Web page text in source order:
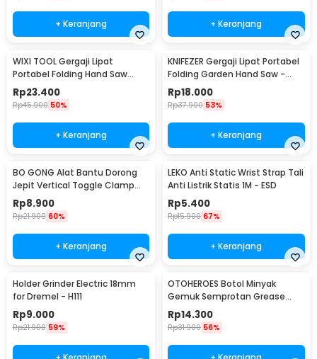
+ Keranjang + Keranjang
WIXI TOOL Gergaji Lipat
Portabel Folding Hand Saw
39cm - JSZ-002
Rp23.400
Rp45.900 50%
+ Keranjang
KNIFEZER Gergaji Lipat Portabel
Folding Garden Hand Saw -
LA145
Rp18.000
Rp37.900 53%
+ Keranjang
BO GONG Alat Bantu Dorong
Jepit Vertical Toggle Clamp
Hold Down Handle - GH-13009
Rp8.900
Rp21.900 60%
+ Keranjang
LEKO Anti Static Wrist Strap Tali
Anti Listrik Statis 1M - ESD
Rp5.400
Rp15.900 67%
+ Keranjang
Holder Grinder Electric 18mm
for Dremel - H111
Rp9.000
Rp21.900 59%
OTOHEROES Botol Minyak
Gemuk Semprotan Grease
Gun 250ml - Q001
Rp14.300
Rp31.900 56%